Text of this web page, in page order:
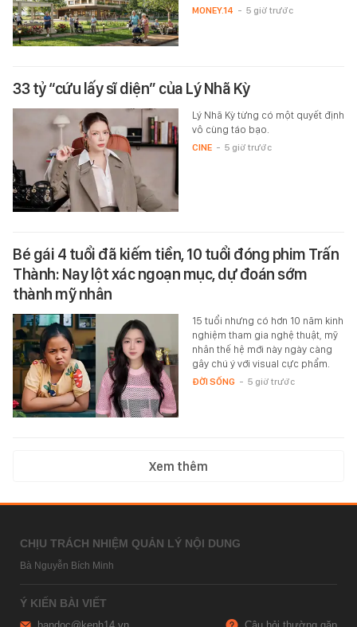
MONEY.14 - 5 giờ trước
33 tỷ “cứu lấy sĩ diện” của Lý Nhã Kỳ
Lý Nhã Kỳ từng có một quyết định
vô cùng táo bạo.
CINE - 5 giờ trước
Bé gái 4 tuổi đã kiếm tiền, 10 tuổi đóng phim Trấn
Thành: Nay lột xác ngoạn mục, dự đoán sớm
thành mỹ nhân
15 tuổi nhưng có hơn 10 năm kinh
nghiệm tham gia nghệ thuật, mỹ
nhân thế hệ mới này ngày càng
gây chú ý với visual cực phẩm.
ĐỜI SỐNG - 5 giờ trước
Xem thêm
CHỊU TRÁCH NHIỆM QUẢN LÝ NỘI DUNG
Bà Nguyễn Bích Minh
Ý KIẾN BÀI VIẾT